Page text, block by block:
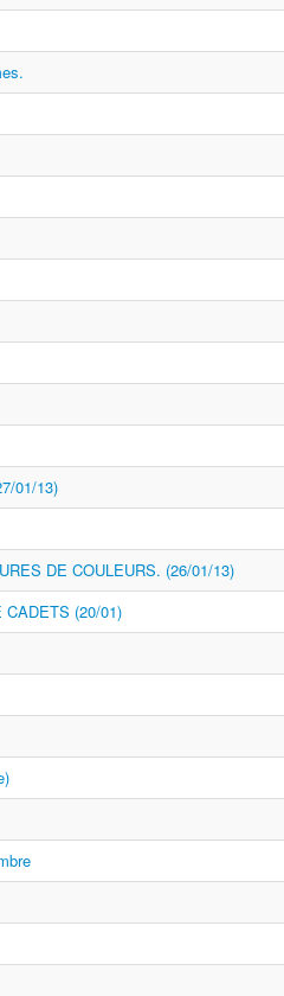
01/13)
DE COULEURS. (26/01/13)
CADETS (20/01)